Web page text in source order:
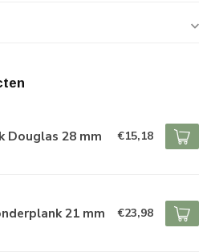
Douglas 28 mm €15,18
21 mm €23,98